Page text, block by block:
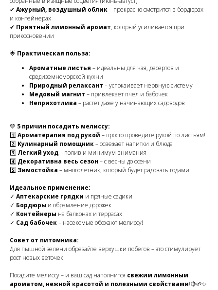
✔ Ажурный, воздушный облик– прекрасно смотрится в бордюрах
и контейнерах
✔ Приятный лимонный аромат, который усиливается при
прикосновении
🌟 Практическая польза:
Ароматные листья – идеальны для чая, десертов и
средиземноморской кухни
Природный релаксант – успокаивает нервную систему
Медовый магнит – привлекает пчел и бабочек
Неприхотлива – растет даже у начинающих садоводов
💚 5 причин посадить мелиссу:
1️⃣Ароматерапия под рукой – просто проведите рукой по листьям!
2️⃣ Кулинарный помощник– освежает напитки и блюда
3️⃣ Легкий уход– полив и минимум внимания
4️⃣ Декоративна весь сезон – с весны до осени
5️⃣ Зимостойка – многолетник, который будет радовать годами
Идеальное применение:
✓ Аптекарские грядки и пряные садики
✓ Бордюры и обрамление дорожек
✓ Контейнеры на балконах и террасах
✓ Сад бабочек– насекомые обожают мелиссу!
Совет от питомника:
Для пышной зелени обрезайте верхушки побегов – это стимулирует
рост новых веточек!
Посадите мелиссу – и ваш сад наполнится свежим лимонным
ароматом, нежной красотой и полезными свойствами!🍋🌱✨